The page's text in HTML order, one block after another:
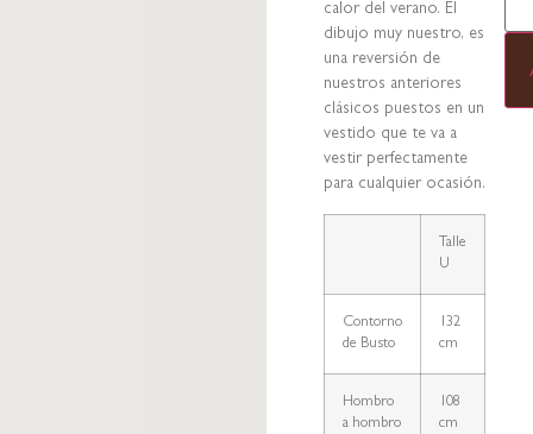
calor del verano. El
dibujo muy nuestro, es
una reversión de
nuestros anteriores
clásicos puestos en un
vestido que te va a
vestir perfectamente
para cualquier ocasión.
Talle
U
Contorno
de Busto
132
cm
Hombro
a hombro
108
cm